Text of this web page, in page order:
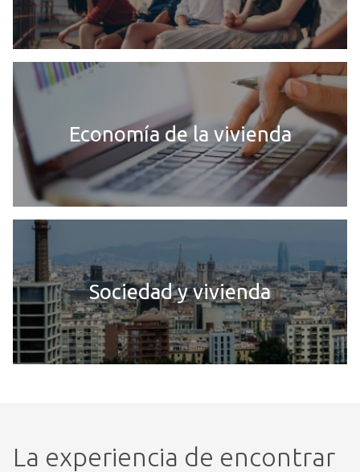
Economía de la vivienda
Sociedad y vivienda
La experiencia de encontrar